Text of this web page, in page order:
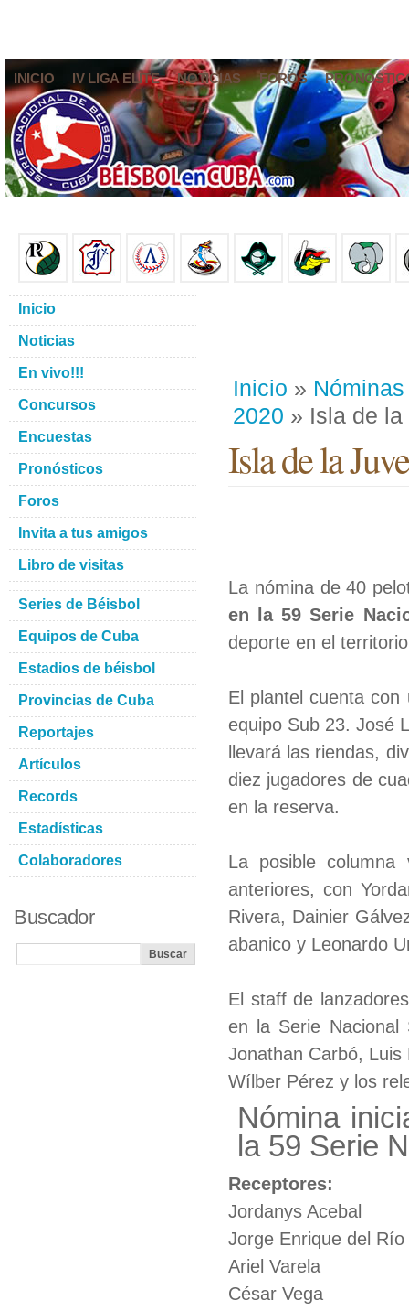
INICIO IV LIGA ELITE NOTICIAS FOROS
Inicio » Nóminas
2020 » Isla de
Isla de la
La nómina de 40
en la 59 Serie
deporte en el
El plantel cuenta
equipo Sub 23. José
llevará las riendas,
diez jugadores de
en la reserva.
La posible
anteriores, con
Rivera, Dainier
abanico y Leonardo
El staff de
en la Serie Nacional
Jonathan Carbó,
Wílber Pérez y los
Nómina
la 59 Serie
Receptores:
Jordanys Acebal
Jorge Enrique del Río
Ariel Varela
César Vega
Inicio
Noticias
En vivo!!!
Concursos
Encuestas
Pronósticos
Foros
Invita a tus amigos
Libro de visitas
Series de Béisbol
Equipos de Cuba
Estadios de béisbol
Provincias de Cuba
Reportajes
Artículos
Records
Estadísticas
Colaboradores
Buscador